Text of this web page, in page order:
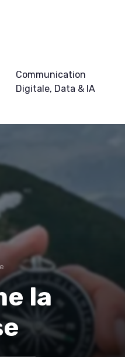
Communication
Digitale, Data & IA
la